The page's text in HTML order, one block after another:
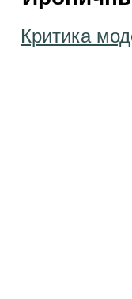
Критика